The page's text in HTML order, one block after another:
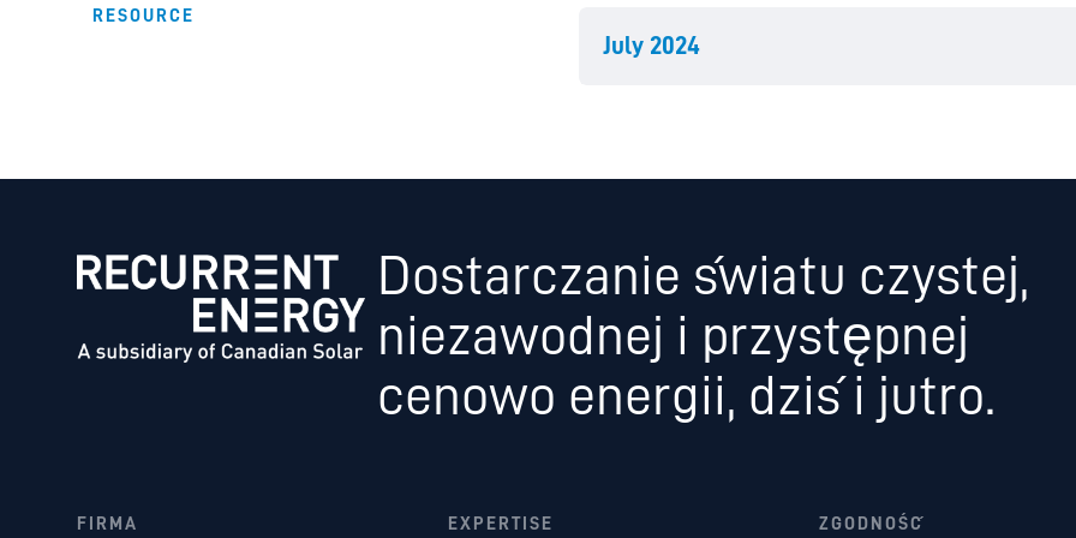
RESOURCE
July 2024
Dostarczanie światu czystej,
niezawodnej i przystępnej
cenowo energii, dziś i jutro.
FIRMA EXPERTISE ZGODNOŚĆ